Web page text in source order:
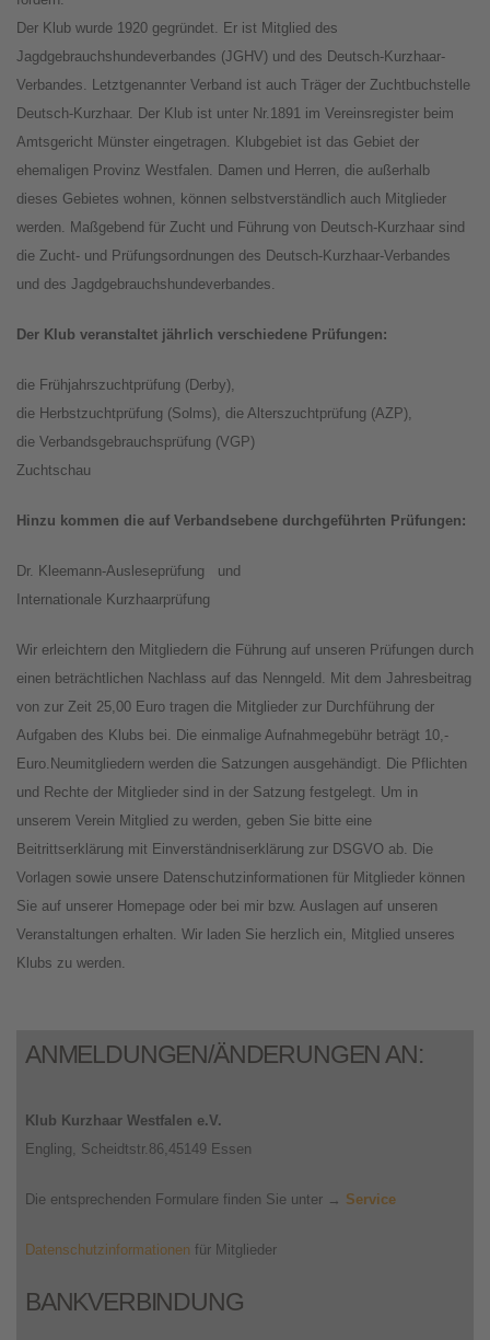
Der Klub wurde 1920 gegründet. Er ist Mitglied des
Jagdgebrauchshundeverbandes (JGHV) und des Deutsch-Kurzhaar-
Verbandes. Letztgenannter Verband ist auch Träger der Zuchtbuchstelle
Deutsch-Kurzhaar. Der Klub ist unter Nr.1891 im Vereinsregister beim
Amtsgericht Münster eingetragen. Klubgebiet ist das Gebiet der
ehemaligen Provinz Westfalen. Damen und Herren, die außerhalb
dieses Gebietes wohnen, können selbstverständlich auch Mitglieder
werden. Maßgebend für Zucht und Führung von Deutsch-Kurzhaar sind
die Zucht- und Prüfungsordnungen des Deutsch-Kurzhaar-Verbandes
und des Jagdgebrauchshundeverbandes.
Der Klub veranstaltet jährlich verschiedene Prüfungen:
die Frühjahrszuchtprüfung (Derby),
die Herbstzuchtprüfung (Solms), die Alterszuchtprüfung (AZP),
die Verbandsgebrauchsprüfung (VGP)
Zuchtschau
Hinzu kommen die auf Verbandsebene durchgeführten Prüfungen:
Dr. Kleemann-Ausleseprüfung und
Internationale Kurzhaarprüfung
Wir erleichtern den Mitgliedern die Führung auf unseren Prüfungen durch
einen beträchtlichen Nachlass auf das Nenngeld. Mit dem Jahresbeitrag
von zur Zeit 25,00 Euro tragen die Mitglieder zur Durchführung der
Aufgaben des Klubs bei. Die einmalige Aufnahmegebühr beträgt 10,-
Euro.Neumitgliedern werden die Satzungen ausgehändigt. Die Pflichten
und Rechte der Mitglieder sind in der Satzung festgelegt. Um in
unserem Verein Mitglied zu werden, geben Sie bitte eine
Beitrittserklärung mit Einverständniserklärung zur DSGVO ab. Die
Vorlagen sowie unsere Datenschutzinformationen für Mitglieder können
Sie auf unserer Homepage oder bei mir bzw. Auslagen auf unseren
Veranstaltungen erhalten. Wir laden Sie herzlich ein, Mitglied unseres
Klubs zu werden.
ANMELDUNGEN/ÄNDERUNGEN AN:
Klub Kurzhaar Westfalen e.V.
Engling, Scheidtstr.86,45149 Essen
Die entsprechenden Formulare finden Sie unter → Service
Datenschutzinformationen für Mitglieder
BANKVERBINDUNG